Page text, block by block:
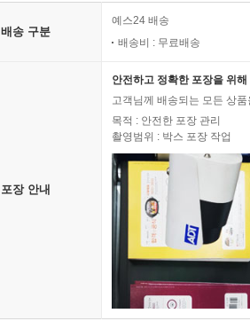
배송 구분
예스24 배송
배송비 : 무료배송
포장 안내
안전하고 정확한 포장을 위
고객님께 배송되는 모든 상
목적 : 안전한 포장 관리
촬영범위 : 박스 포장 작업